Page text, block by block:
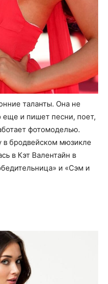
таланты. Она не
еще и пишет песни, поет,
фотомоделью.
в бродвейском мюзикле
в Кэт Валентайн в
и «Сэм и